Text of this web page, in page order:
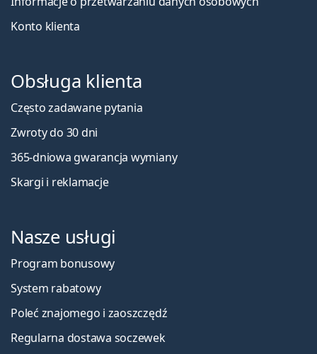
Konto klienta
Obsługa klienta
Często zadawane pytania
Zwroty do 30 dni
365-dniowa gwarancja wymiany
Skargi i reklamacje
Nasze usługi
Program bonusowy
System rabatowy
Poleć znajomego i zaoszczędź
Regularna dostawa soczewek